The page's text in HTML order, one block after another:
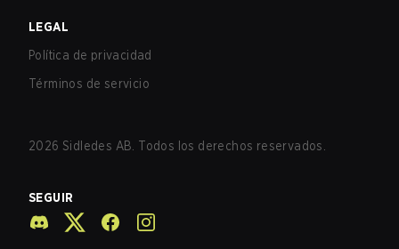
LEGAL
Política de privacidad
Términos de servicio
2026 Sidledes AB. Todos los derechos reservados.
SEGUIR